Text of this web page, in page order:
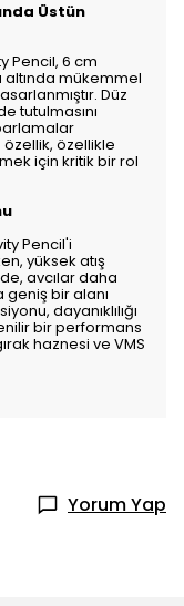
Üstün
Pencil, 6 cm
altında mükemmel
Düz
tutulmasını
özellik, özellikle
için kritik bir rol
Pencil'i
yüksek atış
avcılar daha
bir alanı
dayanıklılığı
bir performans
haznesi ve VMS
Yorum Yap